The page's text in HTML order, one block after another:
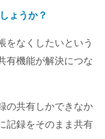
ょうか？
をなくしたいという
有機能が解決につな
の共有しかできなか
記録をそのまま共有